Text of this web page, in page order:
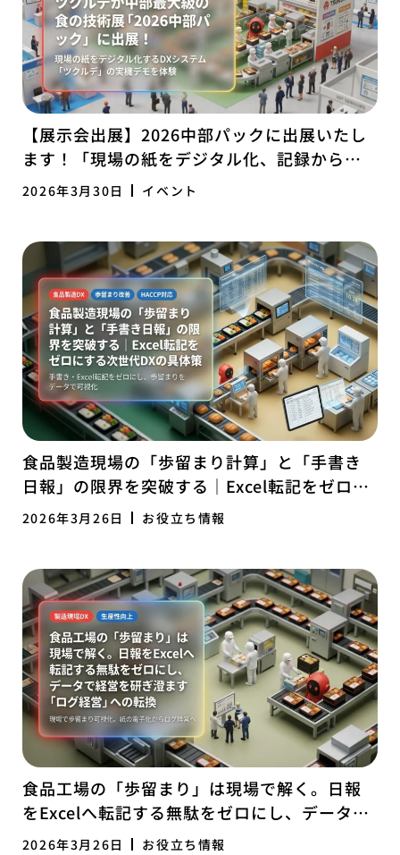
【展示会出展】2026中部パックに出展いたし
ます！「現場の紙をデジタル化、記録から経
営を変えるツクルデ」
2026年3月30日 イベント
食品製造現場の「歩留まり計算」と「手書き
日報」の限界を突破する｜Excel転記をゼロに
する次世代DXの具体策
2026年3月26日 お役立ち情報
食品工場の「歩留まり」は現場で解く。日報
をExcelへ転記する無駄をゼロにし、データで
経営を研ぎ澄ます「ログ経営」への転換
2026年3月26日 お役立ち情報